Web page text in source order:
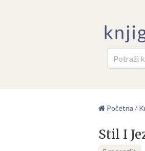
Početna /
Stil I